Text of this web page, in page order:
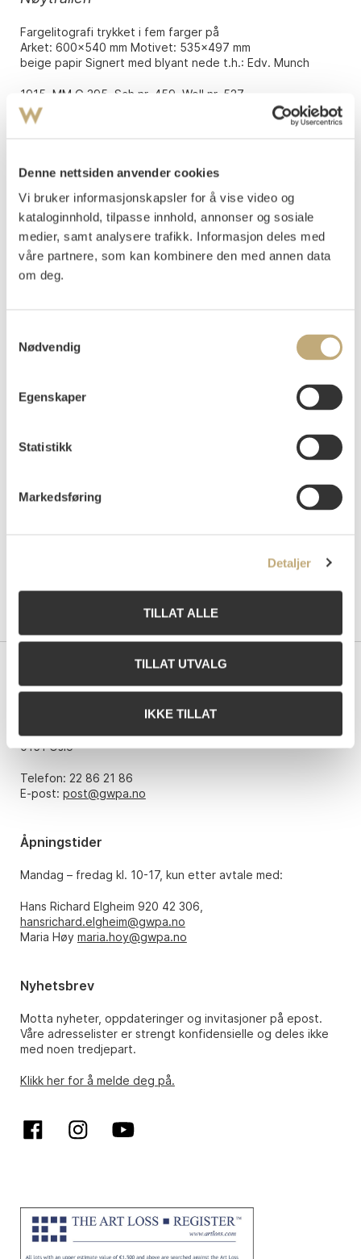
Denne nettsiden anvender cookies
Vi bruker informasjonskapsler for å vise video og
kataloginnhold, tilpasse innhold, annonser og sosiale
medier, samt analysere trafikk. Informasjon deles med
våre partnere, som kan kombinere den med annen data
om deg.
Nødvendig
Egenskaper
Statistikk
Markedsføring
Detaljer
TILLAT ALLE
TILLAT UTVALG
IKKE TILLAT
Fargelitografi trykket i fem farger på
Arket: 600x540 mm Motivet: 535x497 mm
beige papir Signert med blyant nede t.h.: Edv. Munch
1915. MM G 395. Sch.nr. 459. Woll nr. 527.
Vurdering
Auksjonert torsdag 21. november 2002 kl 21:30
TilslagNOK 86 000
Colourlithograph printed in five colours on thin
MM G 395. Sch.no. 459. Woll no. 527.
Kontakt oss
Grev Wedels Plass Auksjoner AS
0151 Oslo
Telefon: 22 86 21 86
E-post: post@gwpa.no
Åpningstider
Mandag – fredag kl. 10-17, kun etter avtale med:
Hans Richard Elgheim 920 42 306,
hansrichard.elgheim@gwpa.no
Maria Høy maria.hoy@gwpa.no
Nyhetsbrev
Motta nyheter, oppdateringer og invitasjoner på epost.
Våre adresselister er strengt konfidensielle og deles ikke
med noen tredjepart.
Klikk her for å melde deg på.